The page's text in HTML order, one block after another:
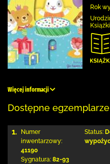
Rok
Więcej informacji
Dostępne egzemplarze
1.
Numer
inwentarzowy:
41190
Sygnatura: 82-93
Status: